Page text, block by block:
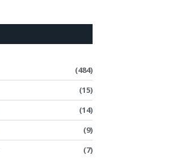
(484)
(15)
(14)
(9)
(7)